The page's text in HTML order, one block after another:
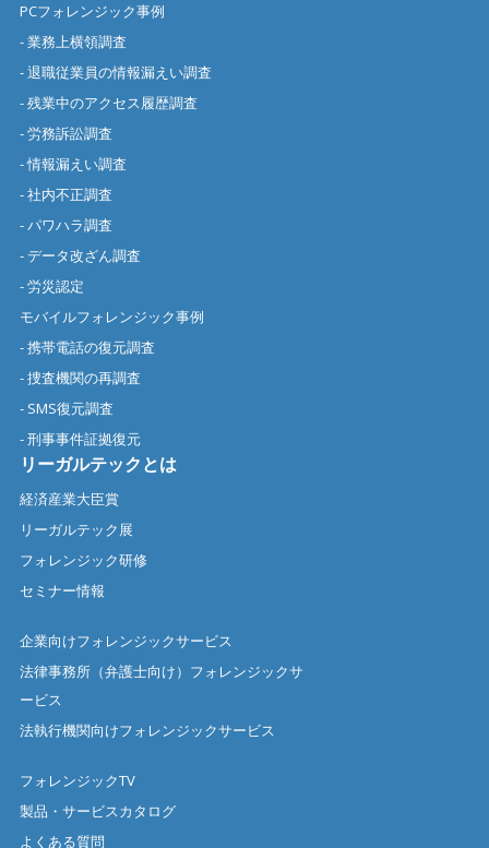
PCフォレンジック事例
- 業務上横領調査
- 退職従業員の情報漏えい調査
- 残業中のアクセス履歴調査
- 労務訴訟調査
- 情報漏えい調査
- 社内不正調査
- パワハラ調査
- データ改ざん調査
- 労災認定
モバイルフォレンジック事例
- 携帯電話の復元調査
- 捜査機関の再調査
- SMS復元調査
- 刑事事件証拠復元
リーガルテックとは
経済産業大臣賞
リーガルテック展
フォレンジック研修
セミナー情報
企業向けフォレンジックサービス
法律事務所（弁護士向け）フォレンジックサ
ービス
法執行機関向けフォレンジックサービス
フォレンジックTV
製品・サービスカタログ
よくある質問